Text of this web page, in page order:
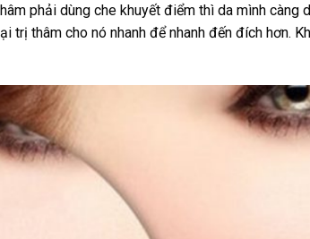
phải dùng che khuyết điểm thì da mình càng
trị thâm cho nó nhanh để nhanh đến đích hơn.